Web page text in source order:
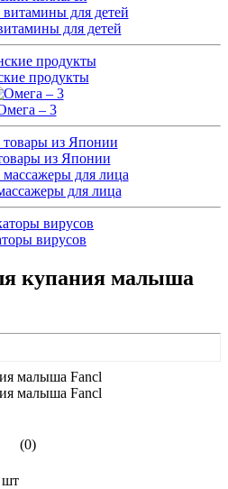
для детей
продукты
– 3
из Японии
для лица
вирусов
купания малыша
(0)
шт